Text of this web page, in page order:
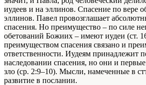
иудеев и на эллинов. Спасение по вере
эллинов. Павел провозглашает
спасения. Но преимущество – по силе
обетований Божиих – имеют иудеи (ст.
преимуществом спасения связано и
ответственности. Иудеям принадлежит
наследовании спасения, но они и первые
зло (ср. 2:9–10). Мысли, намеченные в
развитие в послании.